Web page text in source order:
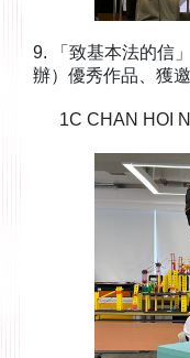
9. 「致基本法的信
辦）優秀作品、獲
1C CHAN HOI